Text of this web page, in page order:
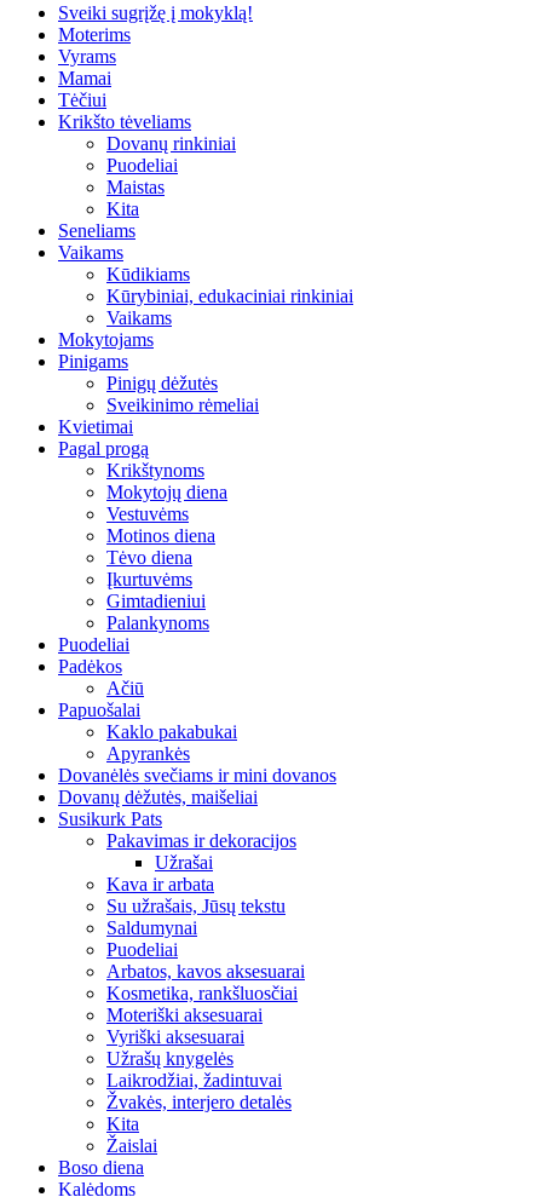
Sveiki sugrįžę į mokyklą!
Moterims
Vyrams
Mamai
Tėčiui
Krikšto tėveliams
Dovanų rinkiniai
Puodeliai
Maistas
Kita
Seneliams
Vaikams
Kūdikiams
Kūrybiniai, edukaciniai rinkiniai
Vaikams
Mokytojams
Pinigams
Pinigų dėžutės
Sveikinimo rėmeliai
Kvietimai
Pagal progą
Krikštynoms
Mokytojų diena
Vestuvėms
Motinos diena
Tėvo diena
Įkurtuvėms
Gimtadieniui
Palankynoms
Puodeliai
Padėkos
Ačiū
Papuošalai
Kaklo pakabukai
Apyrankės
Dovanėlės svečiams ir mini dovanos
Dovanų dėžutės, maišeliai
Susikurk Pats
Pakavimas ir dekoracijos
Užrašai
Kava ir arbata
Su užrašais, Jūsų tekstu
Saldumynai
Puodeliai
Arbatos, kavos aksesuarai
Kosmetika, rankšluosčiai
Moteriški aksesuarai
Vyriški aksesuarai
Užrašų knygelės
Laikrodžiai, žadintuvai
Žvakės, interjero detalės
Kita
Žaislai
Boso diena
Kalėdoms